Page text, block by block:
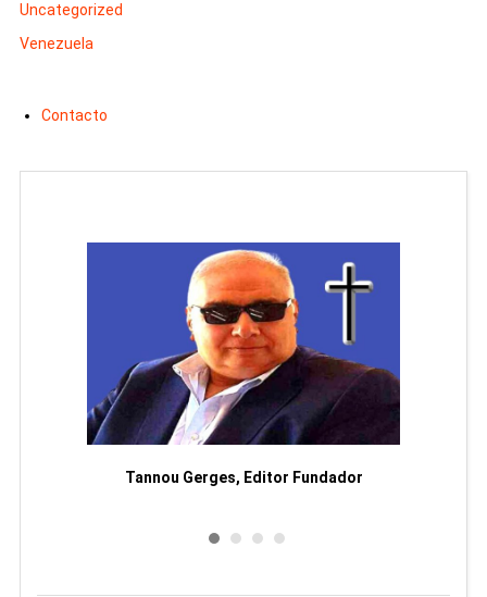
Uncategorized
Venezuela
Contacto
Tannou Gerges, Editor Fundador